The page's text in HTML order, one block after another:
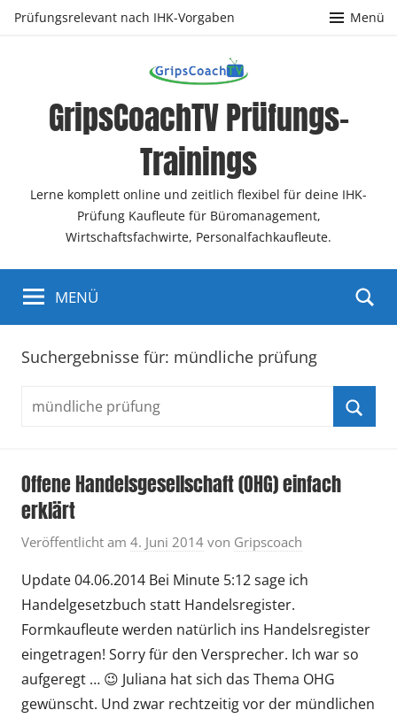
ZumPrüfungsrelevant nach IHK-Vorgaben Menü
GripsCoachTV Prüfungs-
Trainings
Lerne komplett online und zeitlich flexibel für deine IHK-
Prüfung Kaufleute für Büromanagement,
Wirtschaftsfachwirte, Personalfachkaufleute.
MENÜ
Suchergebnisse für: mündliche prüfung
Suchen
Offene Handelsgesellschaft (OHG) einfach
erklärt
Veröffentlicht am 4. Juni 2014 von Gripscoach
Update 04.06.2014 Bei Minute 5:12 sage ich
Handelgesetzbuch statt Handelsregister.
Formkaufleute werden natürlich ins Handelsregister
eingetragen! Sorry für den Versprecher. Ich war so
aufgeregt … 😉 Juliana hat sich das Thema OHG
gewünscht. Und zwar rechtzeitig vor der mündlichen